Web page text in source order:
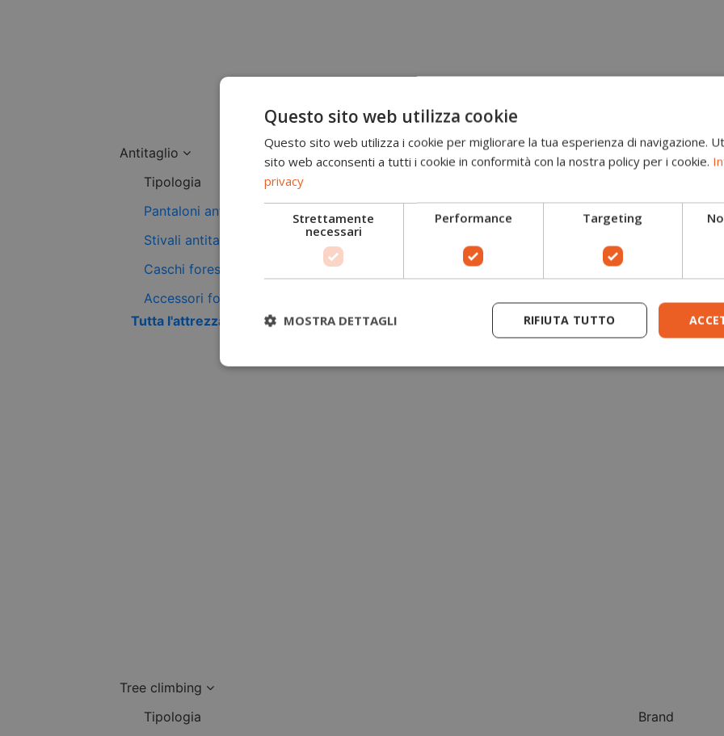
Antitaglio
Tipologia
Pantaloni antitaglio
Scarponi antitaglio
Stivali antitaglio
Caschi forestali
Giacche forestali
Accessori forestali
Tutta l'attrezzatura antitaglio +
Tree climbing
Tipologia
Brand
Questo sito web utilizza cookie
Questo sito web utilizza i cookie per migliorare la tua esperienza di navigazione.
sito web acconsenti a tutti i cookie in conformità con la nostra policy per i cookie.
privacy
Strettamente
necessari
Performance Targeting
RIFIUTA TUTTO
MOSTRA DETTAGLI